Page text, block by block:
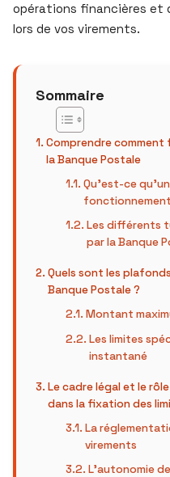
opérations financières et
lors de vos virements.
Sommaire
Comprendre
la Banque Postale
Qu’est-ce
Les différents
par la Banque
Quels sont les
Banque Postale ?
Montant
Les limites
instantané
Le cadre légal et le
dans la fixation des
La
virements
L’autonomie